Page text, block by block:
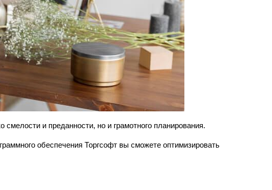
смелости и преданности, но и грамотного планирования.
обеспечения Торгсофт вы сможете оптимизировать